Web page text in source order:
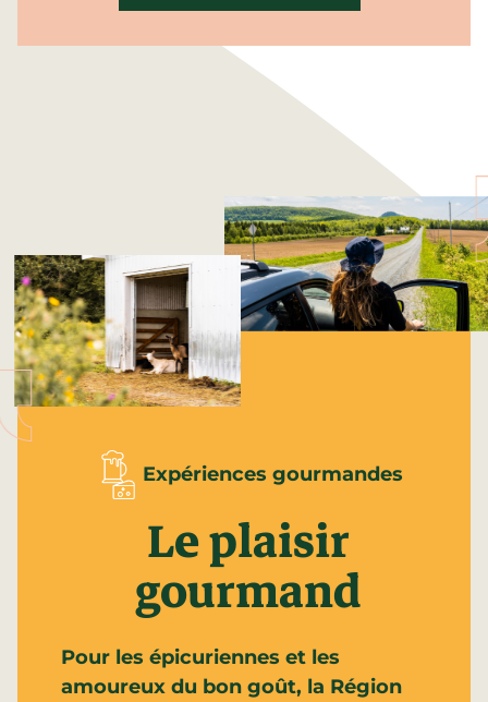
Expériences gourmandes
Le plaisir
gourmand
Pour les épicuriennes et les
amoureux du bon goût, la Région